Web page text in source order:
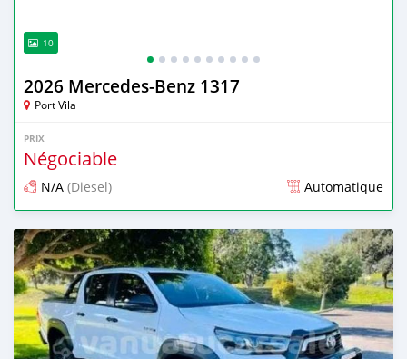
10
2026 Mercedes‒Benz 1317
Port Vila
PRIX
Négociable
N/A (Diesel) Automatique
Publié il y a 4 mois